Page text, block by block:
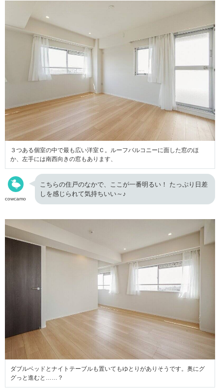
３つある個室の中で最も広い洋室Ｃ。ルーフバルコニーに面した窓のほ
か、左手には南西向きの窓もあります、
cowcamo
こちらの住戸のなかで、ここが一番明るい！ たっぷり日差
しを感じられて気持ちいい～♪
ダブルベッドとナイトテーブルも置いてもゆとりがありそうです。奥にグ
グっと進むと……？